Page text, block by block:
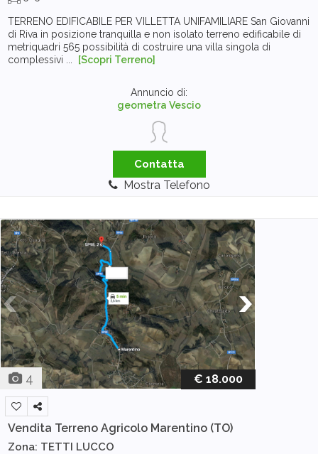
TERRENO EDIFICABILE PER VILLETTA UNIFAMILIARE San Giovanni
di Riva in posizione tranquilla e non isolato terreno edificabile di
metriquadri 565 possibilità di costruire una villa singola di
complessivi ...
[Scopri Terreno]
Annuncio di:
geometra Vescio
Contatta
Mostra Telefono
4 € 18.000
Vendita Terreno Agricolo Marentino (TO)
Zona: TETTI LUCCO